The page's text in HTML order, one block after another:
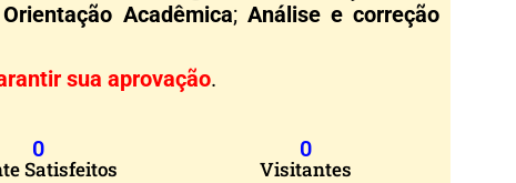
Orientação Acadêmica; Análise e correção
sua aprovação.
Satisfeitos
0
Visitantes
0